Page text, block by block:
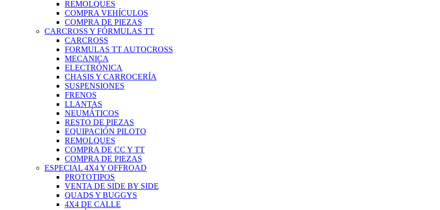
REMOLQUES
COMPRA VEHÍCULOS
COMPRA DE PIEZAS
CARCROSS Y FÓRMULAS TT
CARCROSS
FORMULAS TT AUTOCROSS
MECANICA
ELECTRÓNICA
CHASIS Y CARROCERÍA
SUSPENSIONES
FRENOS
LLANTAS
NEUMÁTICOS
RESTO DE PIEZAS
EQUIPACIÓN PILOTO
REMOLQUES
COMPRA DE CC Y TT
COMPRA DE PIEZAS
ESPECIAL 4X4 Y OFFROAD
PROTOTIPOS
VENTA DE SIDE BY SIDE
QUADS Y BUGGYS
4X4 DE CALLE